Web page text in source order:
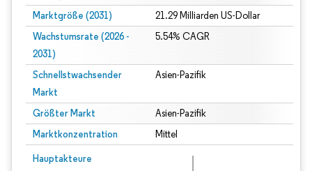
Marktgröße (2031) 21.29 Milliarden US-Dollar
Wachstumsrate (2026 -
2031)
5.54% CAGR
Schnellstwachsender
Markt
Asien-Pazifik
Größter Markt Asien-Pazifik
Marktkonzentration Mittel
Hauptakteure
Bild © Mordor Intelligence. Wiederverwendung erfordert Namensnennung